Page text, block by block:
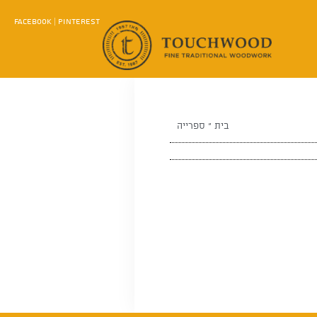
FACEBOOK | PINTEREST
בית » ספרייה